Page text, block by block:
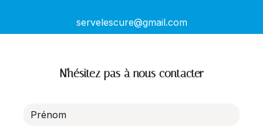
servelescure@gmail.com
N'hésitez pas à nous contacter